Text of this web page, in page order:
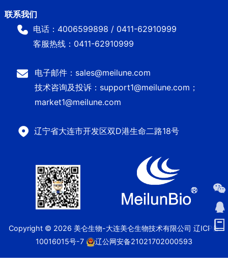
电话：4006599898 / 0411-62910999
客服热线：0411-62910999
电子邮件：sales@meilune.com
技术咨询及投诉：support1@meilune.com；
market1@meilune.com
辽宁省大连市开发区双D港生命二路18号
Copyright © 2026 美仑生物-大连美仑生物技术有限公司 辽ICP备
10016015号-7
辽公网安备21021702000593